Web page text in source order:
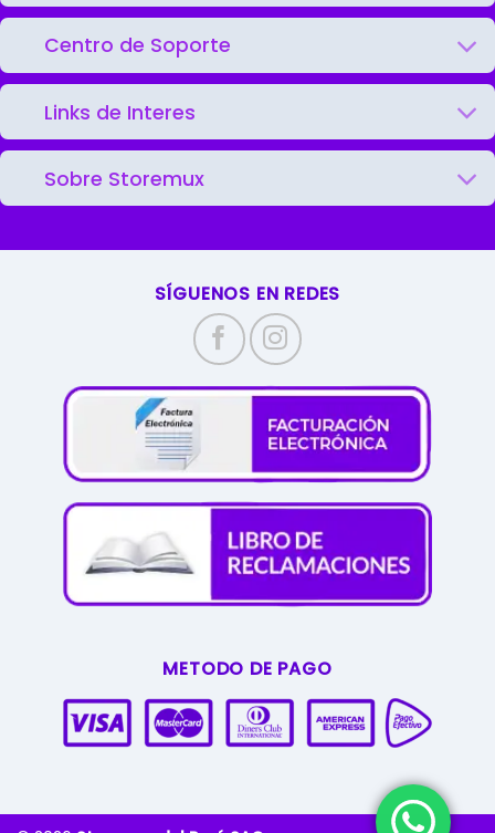
Centro de Soporte
Links de Interes
Sobre Storemux
SÍGUENOS EN REDES
METODO DE PAGO